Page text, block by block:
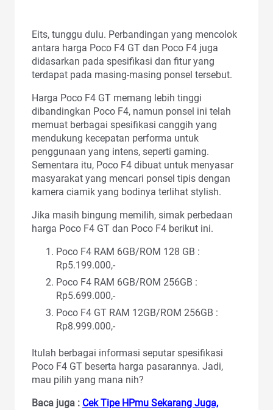
Eits, tunggu dulu. Perbandingan yang mencolok
antara harga Poco F4 GT dan Poco F4 juga
didasarkan pada spesifikasi dan fitur yang
terdapat pada masing-masing ponsel tersebut.
Harga Poco F4 GT memang lebih tinggi
dibandingkan Poco F4, namun ponsel ini telah
memuat berbagai spesifikasi canggih yang
mendukung kecepatan performa untuk
penggunaan yang intens, seperti gaming.
Sementara itu, Poco F4 dibuat untuk menyasar
masyarakat yang mencari ponsel tipis dengan
kamera ciamik yang bodinya terlihat stylish.
Jika masih bingung memilih, simak perbedaan
harga Poco F4 GT dan Poco F4 berikut ini.
Poco F4 RAM 6GB/ROM 128 GB :
Rp5.199.000,-
Poco F4 RAM 6GB/ROM 256GB :
Rp5.699.000,-
Poco F4 GT RAM 12GB/ROM 256GB :
Rp8.999.000,-
Itulah berbagai informasi seputar spesifikasi
Poco F4 GT beserta harga pasarannya. Jadi,
mau pilih yang mana nih?
Baca juga : Cek Tipe HPmu Sekarang Juga,